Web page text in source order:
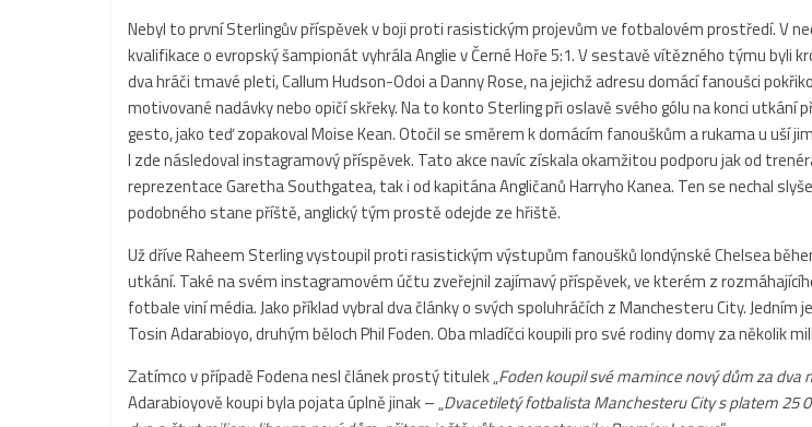
Nebyl to první Sterlingův příspěvek v boji proti rasistickým projevům ve fotbalovém prostředí. V
kvalifikace o evropský šampionát vyhrála Anglie v Černé Hoře 5:1. V sestavě vítězného týmu byli
dva hráči tmavé pleti, Callum Hudson-Odoi a Danny Rose, na jejichž adresu domácí fanoušci
motivované nadávky nebo opičí skřeky. Na to konto Sterling při oslavě svého gólu na konci utkání
gesto, jako teď zopakoval Moise Kean. Otočil se směrem k domácím fanouškům a rukama u uší
I zde následoval instagramový příspěvek. Tato akce navíc získala okamžitou podporu jak od
reprezentace Garetha Southgatea, tak i od kapitána Angličanů Harryho Kanea. Ten se nechal
podobného stane příště, anglický tým prostě odejde ze hřiště.
Už dříve Raheem Sterling vystoupil proti rasistickým výstupům fanoušků londýnské Chelsea
utkání. Také na svém instagramovém účtu zveřejnil zajímavý příspěvek, ve kterém z
fotbale viní média. Jako příklad vybral dva články o svých spoluhráčích z Manchesteru City. Jedním
Tosin Adarabioyo, druhým běloch Phil Foden. Oba mladíčci koupili pro své rodiny domy za několik
Zatímco v případě Fodena nesl článek prostý titulek „Foden koupil své mamince nový dům za dva
Adarabioyově koupi byla pojata úplně jinak – „Dvacetiletý fotbalista Manchesteru City s platem 25